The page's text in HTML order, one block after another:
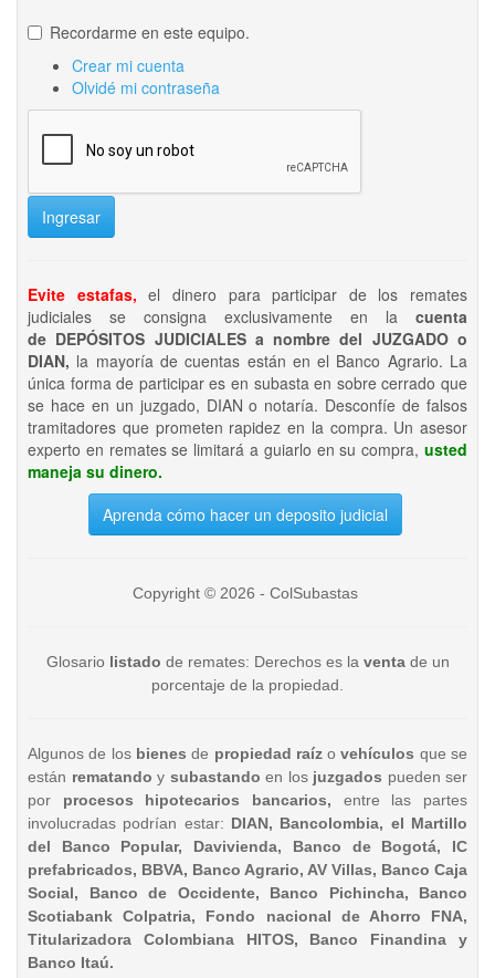
Recordarme en este equipo.
Crear mi cuenta
Olvidé mi contraseña
Ingresar
Evite estafas, el dinero para participar de los remates
judiciales se consigna exclusivamente en la cuenta
de DEPÓSITOS JUDICIALES a nombre del JUZGADO o
DIAN, la mayoría de cuentas están en el Banco Agrario. La
única forma de participar es en subasta en sobre cerrado que
se hace en un juzgado, DIAN o notaría. Desconfíe de falsos
tramitadores que prometen rapidez en la compra. Un asesor
experto en remates se limitará a guiarlo en su compra, usted
maneja su dinero.
Aprenda cómo hacer un deposito judicial
Copyright © 2026 - ColSubastas
Glosario listado de remates: Derechos es la ventade un
porcentaje de la propiedad.
Algunos de los bienesde propiedad raízo vehículos que se
están rematando y subastando en los juzgados pueden ser
por procesos hipotecarios bancarios, entre las partes
involucradas podrían estar: DIAN, Bancolombia, el Martillo
del Banco Popular, Davivienda, Banco de Bogotá, IC
prefabricados, BBVA, Banco Agrario, AV Villas, Banco Caja
Social, Banco de Occidente, Banco Pichincha, Banco
Scotiabank Colpatria, Fondo nacional de Ahorro FNA,
Titularizadora Colombiana HITOS, Banco Finandina y
Banco Itaú.